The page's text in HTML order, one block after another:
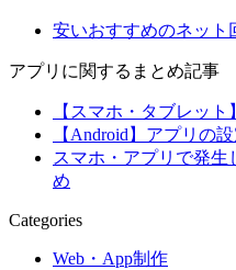
安いおすすめのネット
アプリに関するまとめ記事
【スマホ・タブレッ
【Android】アプリの
スマホ・アプリで発生
め
Categories
Web・App制作